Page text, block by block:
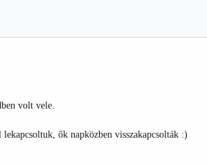
volt vele.
ők napközben visszakapcsolták :)